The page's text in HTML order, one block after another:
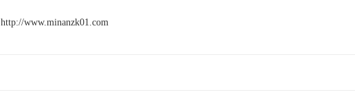
http://www.minanzk01.com